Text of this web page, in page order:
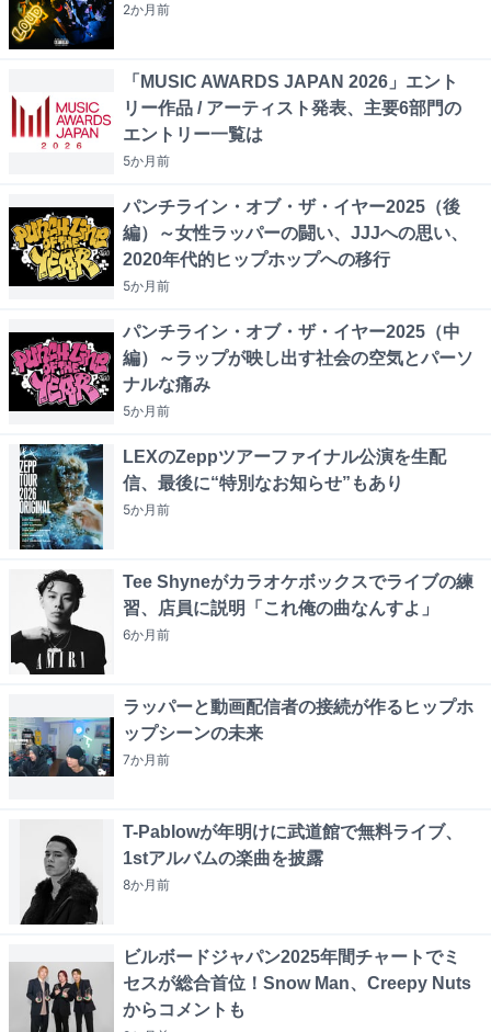
2か月前
「MUSIC AWARDS JAPAN 2026」エント
リー作品 / アーティスト発表、主要6部門の
エントリー一覧は
5か月前
パンチライン・オブ・ザ・イヤー2025（後
編）～女性ラッパーの闘い、JJJへの思い、
2020年代的ヒップホップへの移行
5か月前
パンチライン・オブ・ザ・イヤー2025（中
編）～ラップが映し出す社会の空気とパーソ
ナルな痛み
5か月前
LEXのZeppツアーファイナル公演を生配
信、最後に“特別なお知らせ”もあり
5か月前
Tee Shyneがカラオケボックスでライブの練
習、店員に説明「これ俺の曲なんすよ」
6か月前
ラッパーと動画配信者の接続が作るヒップホ
ップシーンの未来
7か月前
T-Pablowが年明けに武道館で無料ライブ、
1stアルバムの楽曲を披露
8か月前
ビルボードジャパン2025年間チャートでミ
セスが総合首位！Snow Man、Creepy Nuts
からコメントも